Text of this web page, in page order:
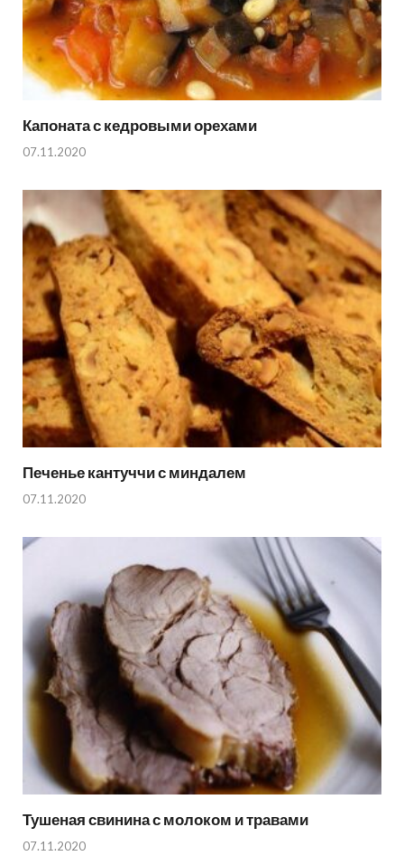
Капоната с кедровыми орехами
07.11.2020
Печенье кантуччи с миндалем
07.11.2020
Тушеная свинина с молоком и травами
07.11.2020